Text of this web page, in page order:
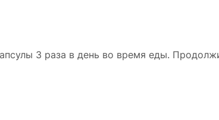
3 раза в день во время еды.